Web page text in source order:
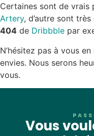
Certaines sont de vrais
Artery, d’autre sont
404 de Dribbble par
N’hésitez pas à vous
envies. Nous serons
vous.
Vous